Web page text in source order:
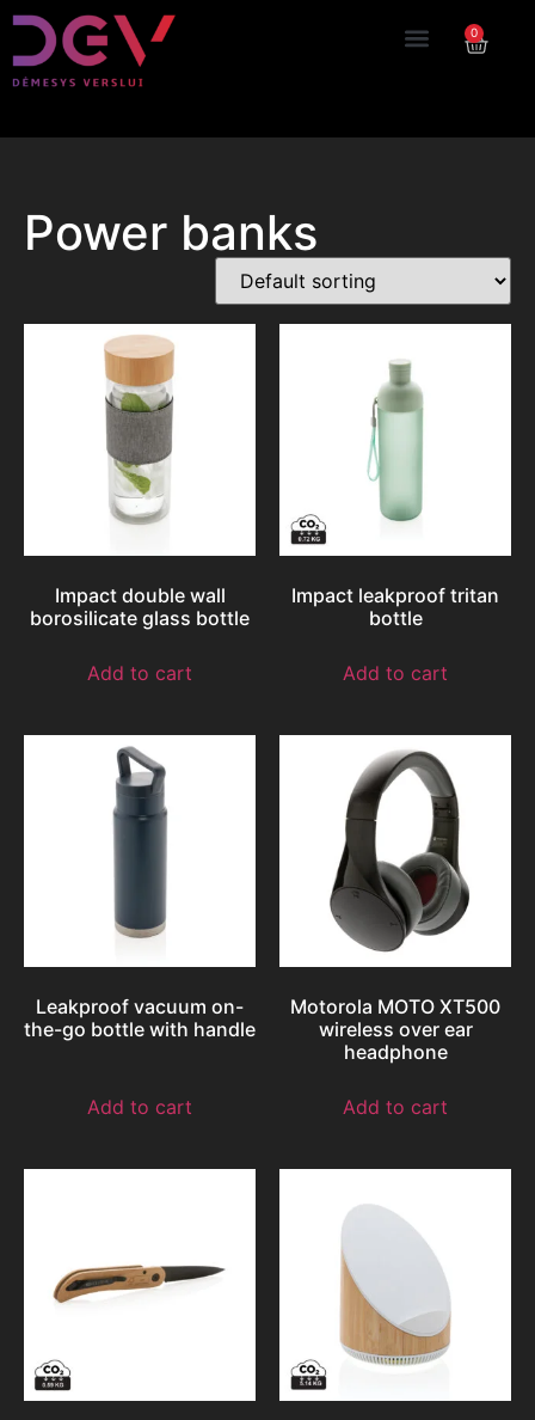
0
Power banks
Impact double wall
borosilicate glass bottle
Add to cart
Impact leakproof tritan
bottle
Add to cart
Leakproof vacuum on-
the-go bottle with handle
Add to cart
Motorola MOTO XT500
wireless over ear
headphone
Add to cart